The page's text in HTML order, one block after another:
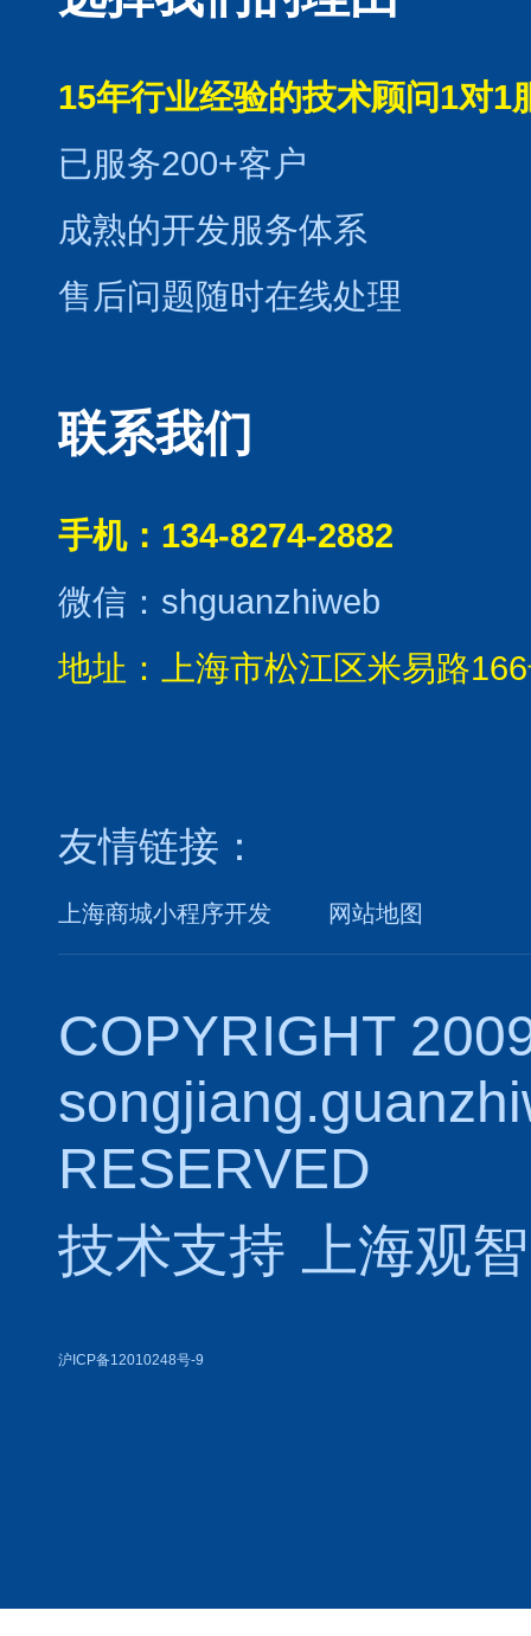
15年行业经验的技术顾问1对1
已服务200+客户
成熟的开发服务体系
售后问题随时在线处理
联系我们
手机：134-8274-2882
微信：shguanzhiweb
地址：上海市松江区米易路
友情链接：
上海商城小程序开发 网站地图
COPYRIGHT
RESERVED
技术支持
上海观
沪ICP备12010248号-9